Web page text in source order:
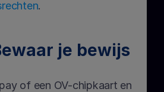
.
je bewijs
of een OV-chipkaart en